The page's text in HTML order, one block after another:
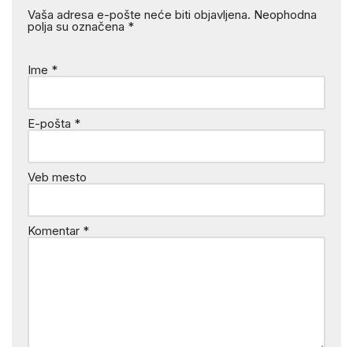
Vaša adresa e-pošte neće biti objavljena. Neophodna
polja su označena *
Ime *
E-pošta *
Veb mesto
Komentar *